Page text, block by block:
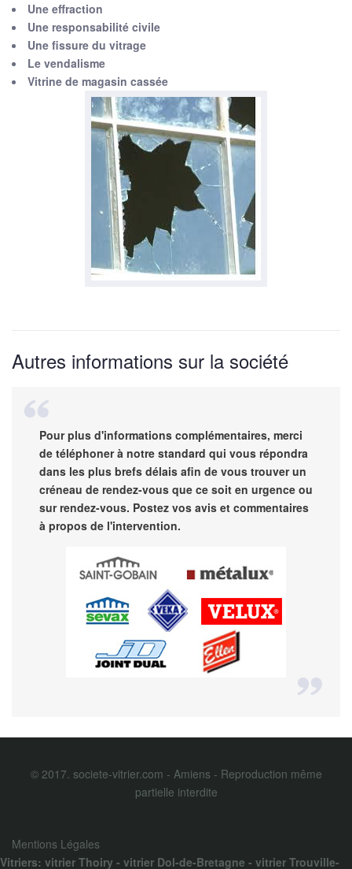
Une effraction
Une responsabilité civile
Une fissure du vitrage
Le vendalisme
Vitrine de magasin cassée
Autres informations sur la société
Pour plus d'informations complémentaires, merci
de téléphoner à notre standard qui vous répondra
dans les plus brefs délais afin de vous trouver un
créneau de rendez-vous que ce soit en urgence ou
sur rendez-vous. Postez vos avis et commentaires
à propos de l'intervention.
© 2017. societe-vitrier.com - Amiens - Reproduction même
partielle interdite
Mentions Légales
Vitriers: vitrier Thoiry - vitrier Dol-de-Bretagne - vitrier Trouville-